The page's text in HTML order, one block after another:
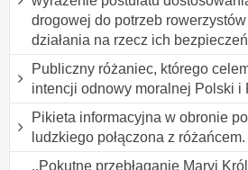
drogowej do potrzeb
działania na rzecz ich
Publiczny różaniec, którego
intencji odnowy moralnej Polski i
Pikieta informacyjna w obronie
ludzkiego połączona z różańcem.
,,Pokutne przebłaganie Maryi